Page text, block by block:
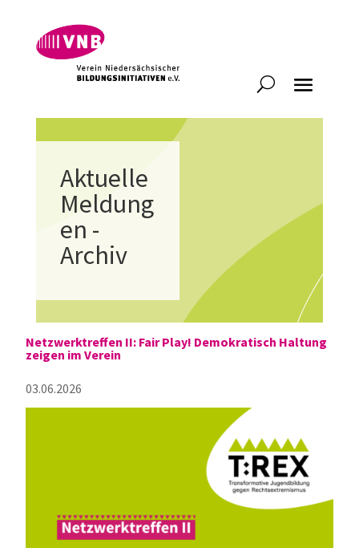
Aktuelle
Meldung
en -
Archiv
Netzwerktreffen II: Fair Play! Demokratisch Haltung
zeigen im Verein
03.06.2026